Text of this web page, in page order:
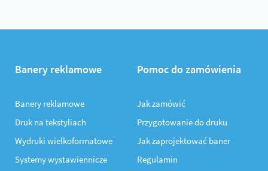
Banery reklamowe
Banery reklamowe
Druk na tekstyliach
Wydruki wielkoformatowe
Systemy wystawiennicze
Pomoc do zamówienia
Jak zamówić
Przygotowanie do druku
Jak zaprojektować baner
Regulamin